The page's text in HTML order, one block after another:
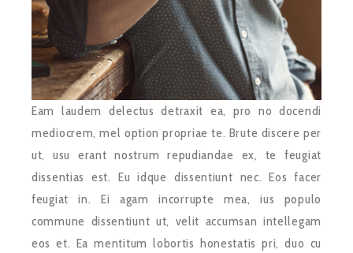
Eam laudem delectus detraxit ea, pro no docendi
mediocrem, mel option propriae te. Brute discere per
ut, usu erant nostrum repudiandae ex, te feugiat
dissentias est. Eu idque dissentiunt nec. Eos facer
feugiat in. Ei agam incorrupte mea, ius populo
commune dissentiunt ut, velit accumsan intellegam
eos et. Ea mentitum lobortis honestatis pri, duo cu